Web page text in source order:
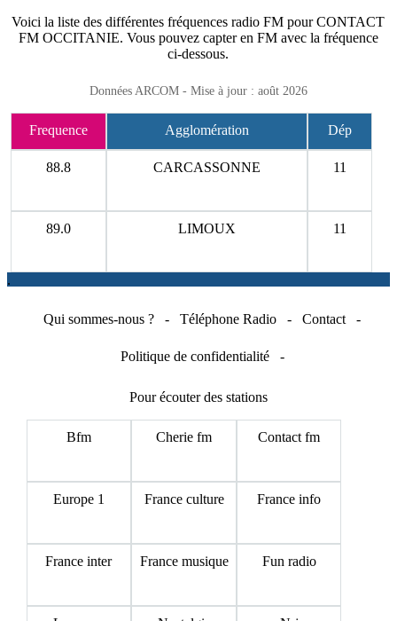
Voici la liste des différentes fréquences radio FM pour CONTACT
FM OCCITANIE. Vous pouvez capter en FM avec la fréquence
ci-dessous.
Données ARCOM - Mise à jour : août 2026
Frequence Agglomération Dép
88.8 CARCASSONNE 11
89.0 LIMOUX 11
.
Qui sommes-nous ? - Téléphone Radio - Contact -
Politique de confidentialité -
Pour écouter des stations
Bfm Cherie fm Contact fm
Europe 1 France culture France info
France inter France musique Fun radio